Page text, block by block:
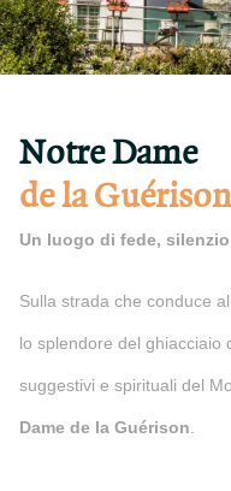
Notre Dame
de la Guérison
Un luogo di fede,
Sulla strada che conduce
lo splendore del ghiacciaio
suggestivi e spirituali del
Dame de la Guérison